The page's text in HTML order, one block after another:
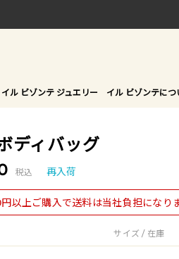
料無料
ガイド
イル ビゾンテ ジュエリー イル ビゾンテにつ
ディバッグ
税込 再入荷
以上ご購入で送料は当社負担になり
サイズ / 在庫